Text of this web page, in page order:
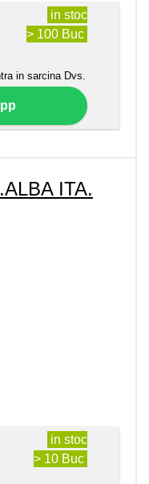
in stoc
> 100 Buc
in sarcina Dvs.
ITA.
in stoc
> 10 Buc